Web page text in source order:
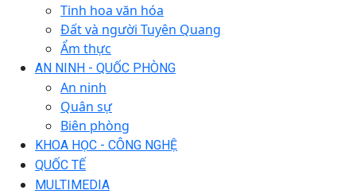
Tinh hoa văn hóa
Đất và người Tuyên Quang
Ẩm thực
AN NINH - QUỐC PHÒNG
An ninh
Quân sự
Biên phòng
KHOA HỌC - CÔNG NGHỆ
QUỐC TẾ
MULTIMEDIA